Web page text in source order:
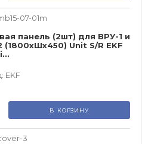
07-01m
панель (2шт) для ВРУ-1 и
(1800хШх450) Unit S/R EKF
EKF
В КОРЗИНУ
3